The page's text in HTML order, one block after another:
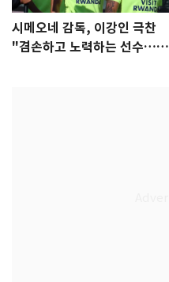
시메오네 감독, 이강인 극찬
"겸손하고 노력하는 선수…좋